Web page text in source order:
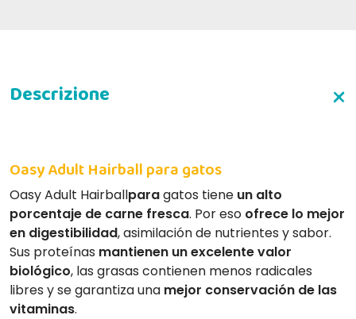
Oasy Adult Hairball para gatos
Oasy Adult Hairballparagatos tiene un alto
porcentaje de carne fresca. Por eso ofrece lo mejor
en digestibilidad, asimilación de nutrientes y sabor.
Sus proteínas mantienen un excelente valor
biológico, las grasas contienen menos radicales
libres y se garantiza una mejor conservación de las
vitaminas.